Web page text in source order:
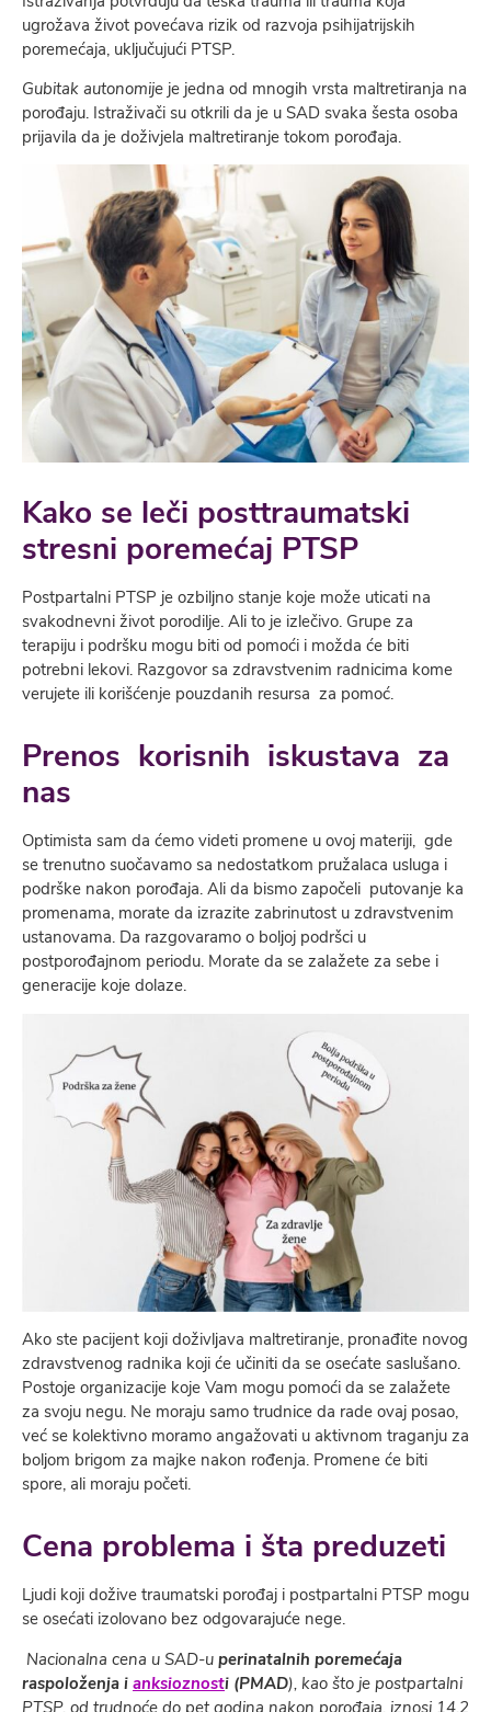
ugrožava život povećava rizik od razvoja psihijatrijskih
poremećaja, uklјučujući PTSP.
Gubitak autonomije je jedna od mnogih vrsta maltretiranja na
porođaju. Istraživači su otkrili da je u SAD svaka šesta osoba
prijavila da je doživjela maltretiranje tokom porođaja.
Kako se leči posttraumatski
stresni poremećaj PTSP
Postpartalni PTSP je ozbilјno stanje koje može uticati na
svakodnevni život porodilje. Ali to je izlečivo. Grupe za
terapiju i podršku mogu biti od pomoći i možda će biti
potrebni lekovi. Razgovor sa zdravstvenim radnicima kome
verujete ili korišćenje pouzdanih resursa za pomoć.
Prenos korisnih iskustava za
nas
Optimista sam da ćemo videti promene u ovoj materiji, gde
se trenutno suočavamo sa nedostatkom pružalaca usluga i
podrške nakon porođaja. Ali da bismo započeli putovanje ka
promenama, morate da izrazite zabrinutost u zdravstvenim
ustanovama. Da razgovaramo o bolјoj podršci u
postporođajnom periodu. Morate da se zalažete za sebe i
generacije koje dolaze.
Ako ste pacijent koji doživlјava maltretiranje, pronađite novog
zdravstvenog radnika koji će učiniti da se osećate saslušano.
Postoje organizacije koje Vam mogu pomoći da se zalažete
za svoju negu. Ne moraju samo trudnice da rade ovaj posao,
već se kolektivno moramo angažovati u aktivnom traganju za
bolјom brigom za majke nakon rođenja. Promene će biti
spore, ali moraju početi.
Cena problema i šta preduzeti
Ljudi koji dožive traumatski porođaj i postpartalni PTSP mogu
se osećati izolovano bez odgovarajuće nege.
Nacionalna cena u SAD-u perinatalnih poremećaja
raspoloženja i anksioznosti (PMAD), kao što je postpartalni
PTSP, od trudnoće do pet godina nakon porođaja, iznosi 14,2